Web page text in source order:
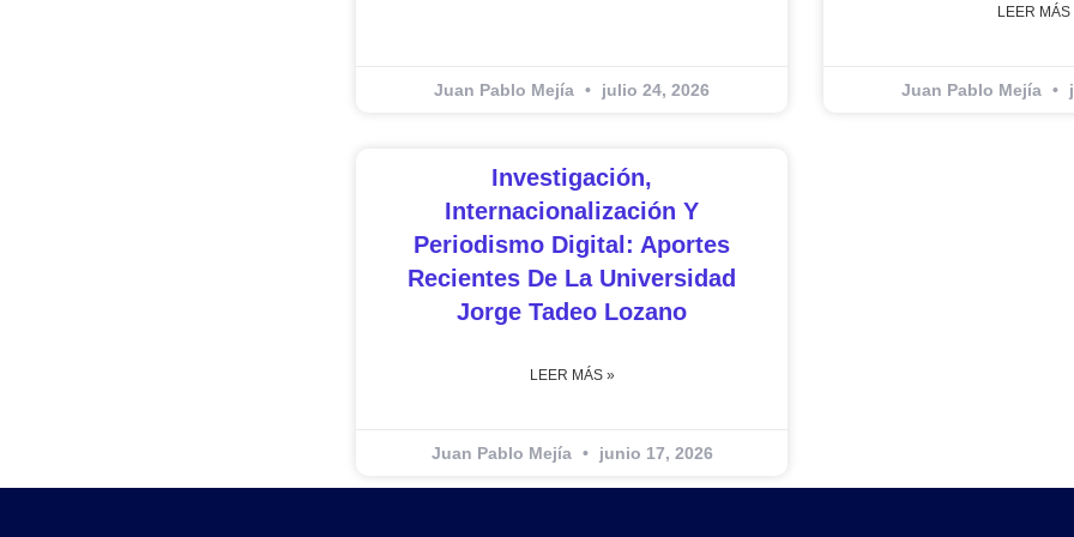
Juan Pablo Mejía julio 24, 2026
LEER MÁS
Juan Pablo Mejía
Investigación,
Internacionalización Y
Periodismo Digital: Aportes
Recientes De La Universidad
Jorge Tadeo Lozano
LEER MÁS »
Juan Pablo Mejía junio 17, 2026